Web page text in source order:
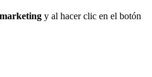
y al hacer clic en el botón